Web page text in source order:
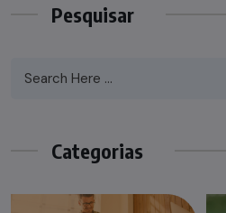
Pesquisar
Categorias